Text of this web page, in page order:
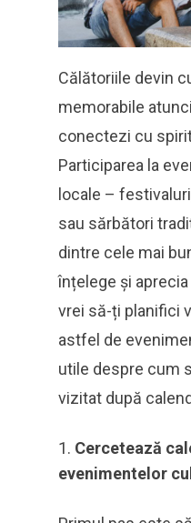
Călătoriile devin
memorabile
conectezi cu
Participarea la
locale –
sau sărbători
dintre cele mai
înțelege și
vrei să-ți planifici
astfel de
utile despre cum
vizitat după
Cercetează
evenimentelor